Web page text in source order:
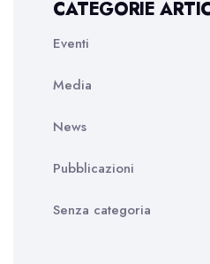
CATEGORIE
Eventi
Media
News
Pubblicazioni
Senza categoria